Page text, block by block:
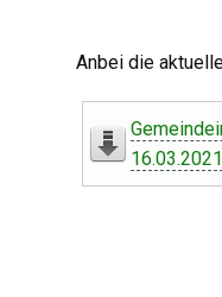
Leben in
Anbei die
16.03.2021